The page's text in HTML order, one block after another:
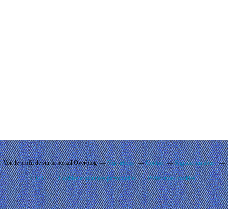
Voir le profil desur le portail Overblog Top articles Contact Signaler un abus
C.G.U. Cookies et données personnelles Préférences cookies